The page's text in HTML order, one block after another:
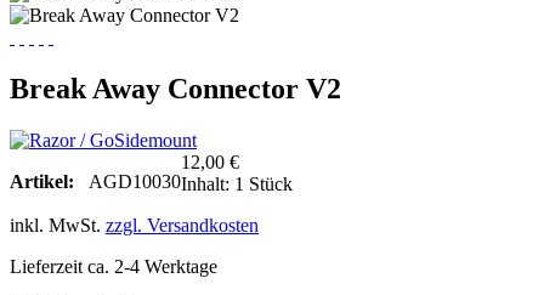
Break Away Connector V2
Artikel: AGD10030
12,00 €
Inhalt: 1 Stück
inkl. MwSt. zzgl. Versandkosten
Lieferzeit ca. 2-4 Werktage